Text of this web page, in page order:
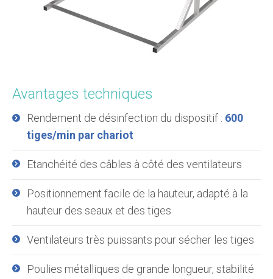
Avantages techniques
Rendement de désinfection du dispositif : 600
tiges/min par chariot
Etanchéité des câbles à côté des ventilateurs
Positionnement facile de la hauteur, adapté à la
hauteur des seaux et des tiges
Ventilateurs très puissants pour sécher les tiges
Poulies métalliques de grande longueur, stabilité